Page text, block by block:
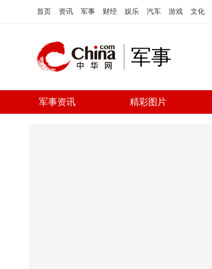
首页 资讯 军事 财经 娱乐 汽车 游戏 文化
军事
军事资讯 精彩图片